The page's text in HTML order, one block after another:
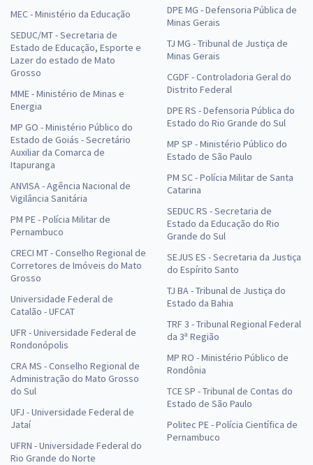
MEC - Ministério da Educação
SEDUC/MT - Secretaria de
Estado de Educação, Esporte e
Lazer do estado de Mato
Grosso
MME - Ministério de Minas e
Energia
MP GO - Ministério Público do
Estado de Goiás - Secretário
Auxiliar da Comarca de
Itapuranga
ANVISA - Agência Nacional de
Vigilância Sanitária
PM PE - Polícia Militar de
Pernambuco
CRECI MT - Conselho Regional de
Corretores de Imóveis do Mato
Grosso
Universidade Federal de
Catalão - UFCAT
UFR - Universidade Federal de
Rondonópolis
CRA MS - Conselho Regional de
Administração do Mato Grosso
do Sul
UFJ - Universidade Federal de
Jataí
UFRN - Universidade Federal do
Rio Grande do Norte
DPE MG - Defensoria Pública de
Minas Gerais
TJ MG - Tribunal de Justiça de
Minas Gerais
CGDF - Controladoria Geral do
Distrito Federal
DPE RS - Defensoria Pública do
Estado do Rio Grande do Sul
MP SP - Ministério Público do
Estado de São Paulo
PM SC - Polícia Militar de Santa
Catarina
SEDUC RS - Secretaria de
Estado da Educação do Rio
Grande do Sul
SEJUS ES - Secretaria da Justiça
do Espírito Santo
TJ BA - Tribunal de Justiça do
Estado da Bahia
TRF 3 - Tribunal Regional Federal
da 3ª Região
MP RO - Ministério Público de
Rondônia
TCE SP - Tribunal de Contas do
Estado de São Paulo
Politec PE - Polícia Científica de
Pernambuco